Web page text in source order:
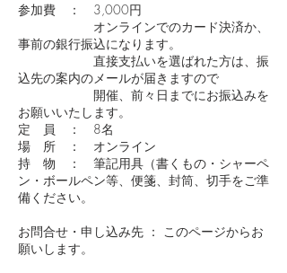
参加費 ： 3,000円
オンラインでのカード決済か、
事前の銀行振込になります。
直接支払いを選ばれた方は、振
込先の案内のメールが届きますので
開催、前々日までにお振込みを
お願いいたします。
定 員 ： 8名
場 所 ： オンライン
持 物 ： 筆記用具（書くもの・シャーペ
ン・ボールペン等、便箋、封筒、切手をご準
備ください。
お問合せ・申し込み先 ： このページからお
願いします。